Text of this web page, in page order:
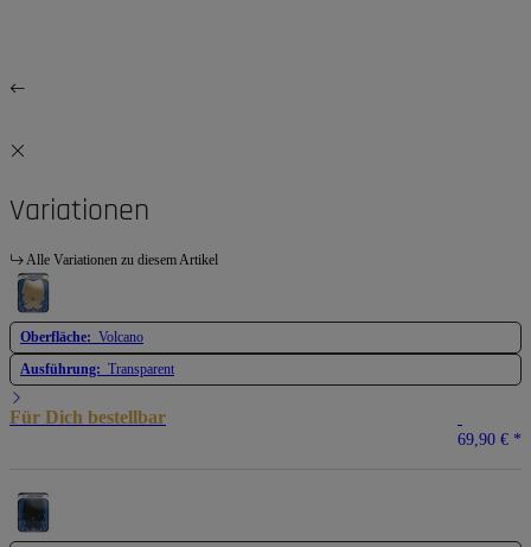
Variationen
Alle Variationen zu diesem Artikel
Oberfläche: Volcano
Ausführung: Transparent
Für Dich bestellbar
69,90 € *